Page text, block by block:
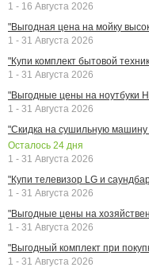
1 - 16 Августа 2026
"Выгодная цена на мойку
1 - 31 Августа 2026
"Купи комплект бытовой
1 - 31 Августа 2026
"Выгодные цены на ноутбуки
1 - 31 Августа 2026
"Скидка на сушильную
Осталось 24 дня
1 - 31 Августа 2026
"Купи телевизор LG и
1 - 31 Августа 2026
"Выгодные цены на
1 - 31 Августа 2026
"Выгодный комплект при
1 - 31 Августа 2026